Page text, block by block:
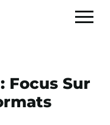
Focus Sur